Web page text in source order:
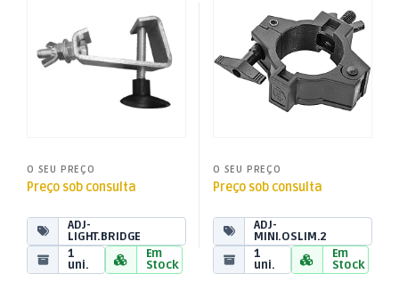
O SEU PREÇO
Preço sob consulta
ADJ-
LIGHT.BRIDGE
1
uni.
Em
Stock
O SEU PREÇO
Preço sob consulta
ADJ-
MINI.OSLIM.2
1
uni.
Em
Stock